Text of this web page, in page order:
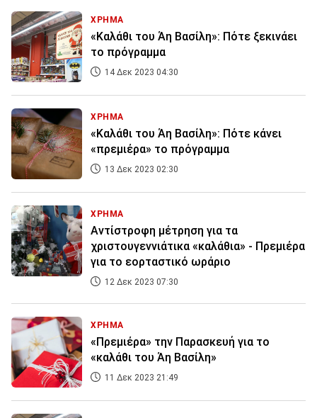
ΧΡΗΜΑ
«Καλάθι του Άη Βασίλη»: Πότε ξεκινάει
το πρόγραμμα
14 Δεκ 2023 04:30
ΧΡΗΜΑ
«Καλάθι του Άη Βασίλη»: Πότε κάνει
«πρεμιέρα» το πρόγραμμα
13 Δεκ 2023 02:30
ΧΡΗΜΑ
Αντίστροφη μέτρηση για τα
χριστουγεννιάτικα «καλάθια» - Πρεμιέρα
για το εορταστικό ωράριο
12 Δεκ 2023 07:30
ΧΡΗΜΑ
«Πρεμιέρα» την Παρασκευή για το
«καλάθι του Άη Βασίλη»
11 Δεκ 2023 21:49